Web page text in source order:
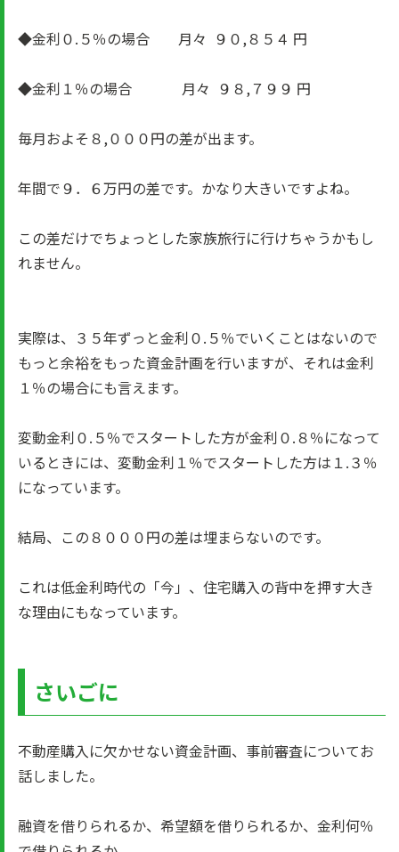
◆金利０.５％の場合 月々 ９０,８５４ 円
◆金利１％の場合 月々 ９８,７９９ 円
毎月およそ８,０００円の差が出ます。
年間で９．６万円の差です。かなり大きいですよね。
この差だけでちょっとした家族旅行に行けちゃうかもし
れません。
実際は、３５年ずっと金利０.５％でいくことはないので
もっと余裕をもった資金計画を行いますが、それは金利
１％の場合にも言えます。
変動金利０.５％でスタートした方が金利０.８％になって
いるときには、変動金利１％でスタートした方は１.３％
になっています。
結局、この８０００円の差は埋まらないのです。
これは低金利時代の「今」、住宅購入の背中を押す大き
な理由にもなっています。
さいごに
不動産購入に欠かせない資金計画、事前審査についてお
話しました。
融資を借りられるか、希望額を借りられるか、金利何％